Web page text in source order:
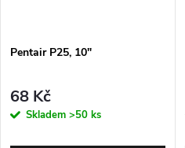
Pentair P25, 10"
68 Kč
Skladem >50 ks